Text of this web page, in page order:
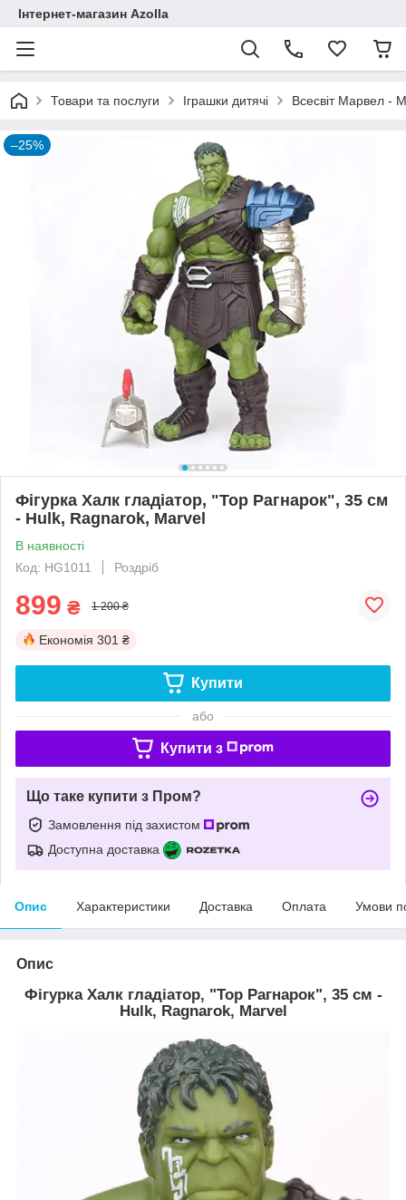
Інтернет-магазин Azolla
Товари та послуги Іграшки дитячі Всесвіт Марвел -
–25%
Фігурка Халк гладіатор, "Тор Рагнарок", 35 см
- Hulk, Ragnarok, Marvel
В наявності
Код: HG1011
Роздріб
899 ₴ 1 200 ₴
Економія 301 ₴
Купити
або
Купити з
Що таке купити з Пром?
Замовлення під захистом
Доступна доставка
Опис Характеристики Доставка Оплата Умови
Опис
Фігурка Халк гладіатор, "Тор Рагнарок", 35 см -
Hulk, Ragnarok, Marvel